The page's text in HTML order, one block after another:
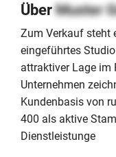
ÜberMuster
Zum Verkauf steht
eingeführtes
attraktiver Lage im
Unternehmen
Kundenbasis von
400 als aktive
Dienstleistunge